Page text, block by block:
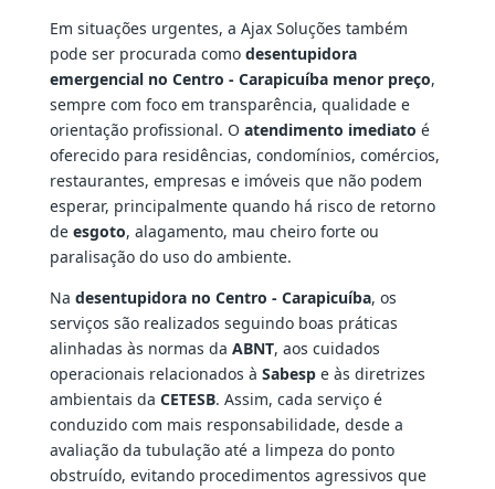
Em situações urgentes, a Ajax Soluções também
pode ser procurada como desentupidora
emergencial no Centro - Carapicuíba menor preço,
sempre com foco em transparência, qualidade e
orientação profissional. O atendimento imediato é
oferecido para residências, condomínios, comércios,
restaurantes, empresas e imóveis que não podem
esperar, principalmente quando há risco de retorno
de esgoto, alagamento, mau cheiro forte ou
paralisação do uso do ambiente.
Na desentupidora no Centro - Carapicuíba, os
serviços são realizados seguindo boas práticas
alinhadas às normas da ABNT, aos cuidados
operacionais relacionados à Sabespe às diretrizes
ambientais da CETESB. Assim, cada serviço é
conduzido com mais responsabilidade, desde a
avaliação da tubulação até a limpeza do ponto
obstruído, evitando procedimentos agressivos que